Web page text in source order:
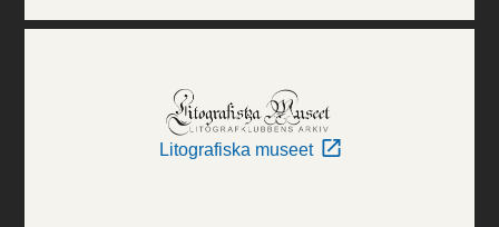
Litografiska museet